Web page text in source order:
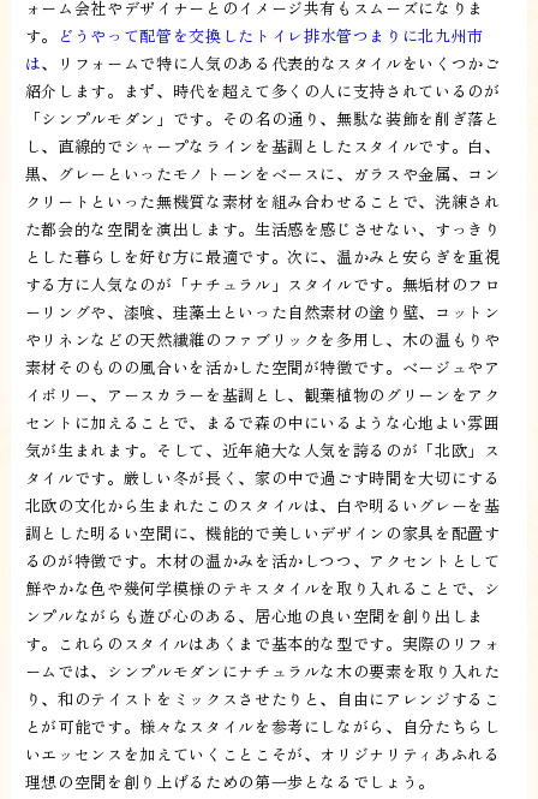
ォーム会社やデザイナーとのイメージ共有もスムーズになりま
す。
どうやって配管を交換したトイレ排水管つまりに北九州市
は、リフォームで特に人気のある代表的なスタイルをいくつかご
紹介します。まず、時代を超えて多くの人に支持されているのが
「シンプルモダン」です。その名の通り、無駄な装飾を削ぎ落と
し、直線的でシャープなラインを基調としたスタイルです。白、
黒、グレーといったモノトーンをベースに、ガラスや金属、コン
クリートといった無機質な素材を組み合わせることで、洗練され
た都会的な空間を演出します。生活感を感じさせない、すっきり
とした暮らしを好む方に最適です。次に、温かみと安らぎを重視
する方に人気なのが「ナチュラル」スタイルです。無垢材のフロ
ーリングや、漆喰、珪藻土といった自然素材の塗り壁、コットン
やリネンなどの天然繊維のファブリックを多用し、木の温もりや
素材そのものの風合いを活かした空間が特徴です。ベージュやア
イボリー、アースカラーを基調とし、観葉植物のグリーンをアク
セントに加えることで、まるで森の中にいるような心地よい雰囲
気が生まれます。そして、近年絶大な人気を誇るのが「北欧」ス
タイルです。厳しい冬が長く、家の中で過ごす時間を大切にする
北欧の文化から生まれたこのスタイルは、白や明るいグレーを基
調とした明るい空間に、機能的で美しいデザインの家具を配置す
るのが特徴です。木材の温かみを活かしつつ、アクセントとして
鮮やかな色や幾何学模様のテキスタイルを取り入れることで、シ
ンプルながらも遊び心のある、居心地の良い空間を創り出しま
す。これらのスタイルはあくまで基本的な型です。実際のリフォ
ームでは、シンプルモダンにナチュラルな木の要素を取り入れた
り、和のテイストをミックスさせたりと、自由にアレンジするこ
とが可能です。様々なスタイルを参考にしながら、自分たちらし
いエッセンスを加えていくことこそが、オリジナリティあふれる
理想の空間を創り上げるための第一歩となるでしょう。